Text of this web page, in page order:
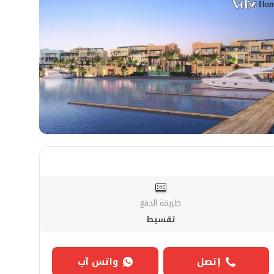
طريقة الدفع
تقسيط
إتصل واتس آب